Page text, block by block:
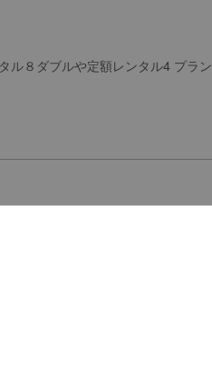
ル８ダブルや定額レンタル4 プ